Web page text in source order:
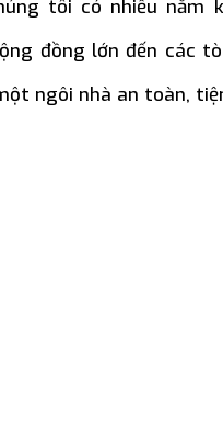
tôi có nhiều năm
đồng lớn đến các
ngôi nhà an toàn,